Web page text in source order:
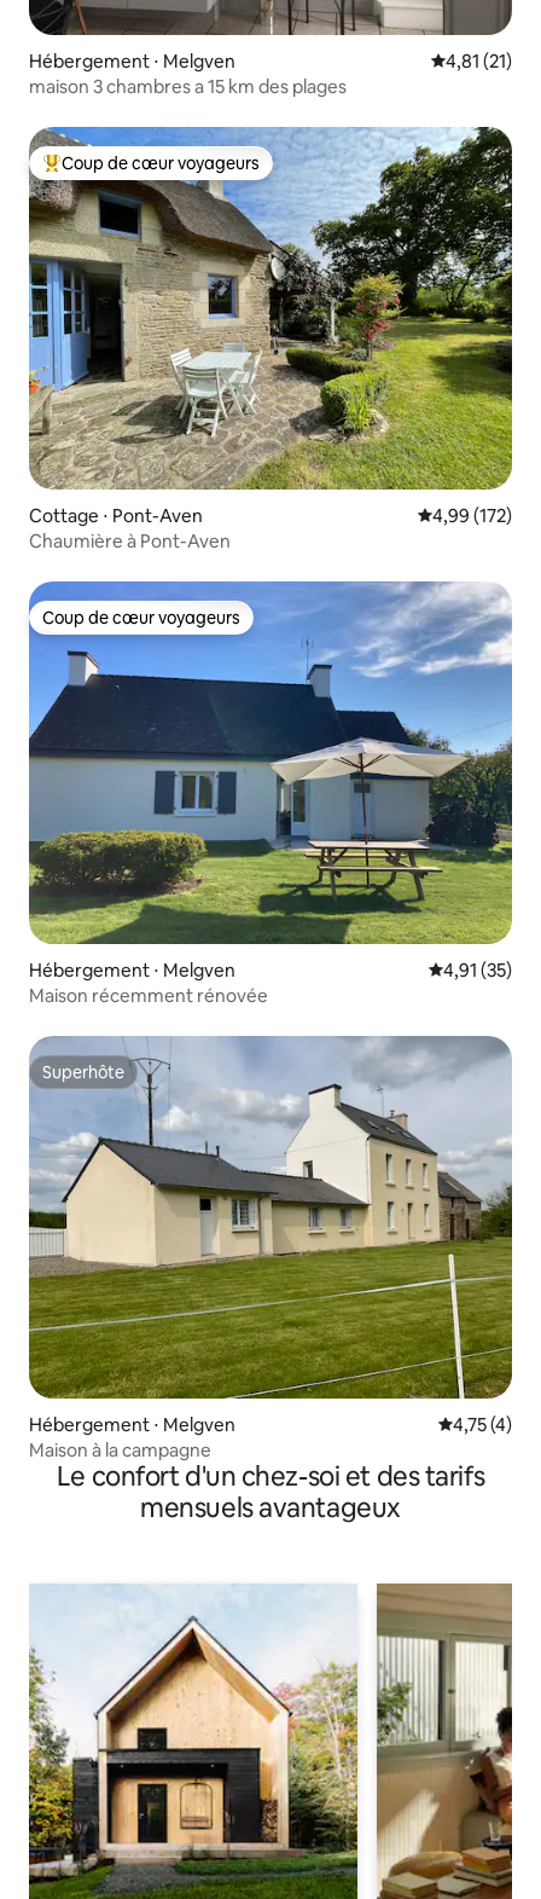
Hébergement ⋅ Melgven Évaluation
4,81 (21)
maison 3 chambres a 15 km des plages
Coups de cœur voyageurs les plus appréciés
Coup de cœur voyageurs
Cottage ⋅ Pont-Aven Évaluation
4,99 (172)
Chaumière à Pont-Aven
Coup de cœur voyageurs
Coup de cœur voyageurs
Hébergement ⋅ Melgven Évaluation
4,91 (35)
Maison récemment rénovée
Superhôte
Superhôte
Hébergement ⋅ Melgven Évaluation
4,75 (4)
Maison à la campagne
Le confort d'un chez-soi et des tarifs
mensuels avantageux